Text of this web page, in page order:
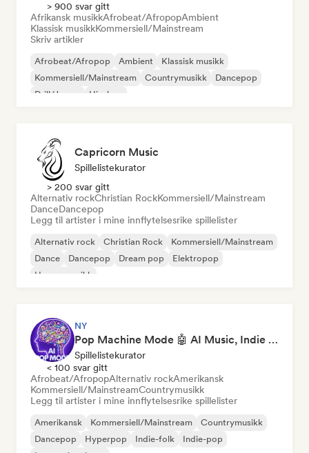
> 900 svar gitt
Afrikansk musikkAfrobeat/AfropopAmbient
Klassisk musikkKommersiell/Mainstream
Skriv artikler
Afrobeat/Afropop Ambient
Klassisk musikk
Kommersiell/Mainstream
Countrymusikk
Dancepop
Drill/Jersey
Hip-hop
Capricorn Music
Spillelistekurator
> 200 svar gitt
Alternativ rockChristian RockKommersiell/Mainstream
DanceDancepop
Legg til artister i mine innflytelsesrike spillelister
Alternativ rock Christian Rock
Kommersiell/Mainstream
Dance
Dancepop Dream pop
Elektropop
House-musikk
NY
Pop Machine Mode 🤖 AI Music, Indie Pop & Dream Pop
Spillelistekurator
< 100 svar gitt
Afrobeat/AfropopAlternativ rockAmerikansk
Kommersiell/MainstreamCountrymusikk
Legg til artister i mine innflytelsesrike spillelister
Amerikansk Kommersiell/Mainstream
Countrymusikk
Dancepop
Hyperpop Indie-folk
Indie-pop